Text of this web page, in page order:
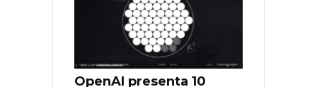
OpenAI presenta 10